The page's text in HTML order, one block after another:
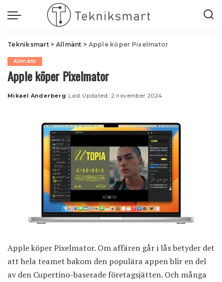
Tekniksmart> Allmänt > Apple köper Pixelmator
Allmänt
Apple köper Pixelmator
Posted
Mikael Anderberg Last Updated: 2 november 2024
Apple köper Pixelmator. Om affären går i lås betyder det
att hela teamet bakom den populära appen blir en del
av den Cupertino-baserade företagsjätten. Och många